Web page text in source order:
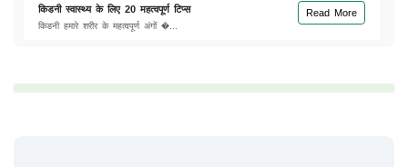
किडनी स्वास्थ्य के लिए 20 महत्वपूर्ण टिप्स
किडनी हमारे शरीर के महत्वपूर्ण अंगों �...
Read More